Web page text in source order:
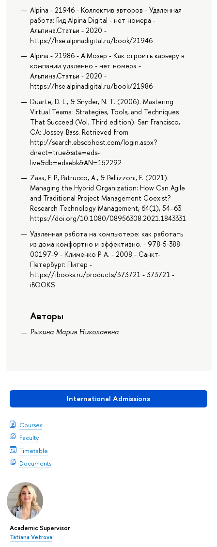
International Admissions
Courses
Faculty
Timetable
Documents
Academic Supervisor
Tatiana Vetrova
Alpina - 21946 - Коллектив авторов - Удаленная
работа: Гид Alpina Digital - нет номера -
Альпина.Статьи - 2020 -
https://hse.alpinadigital.ru/book/21946
Alpina - 21986 - А.Мозер - Как строить карьеру в
компании удаленно - нет номера -
Альпина.Статьи - 2020 -
https://hse.alpinadigital.ru/book/21986
Duarte, D. L., & Snyder, N. T. (2006). Mastering
Virtual Teams : Strategies, Tools, and Techniques
That Succeed (Vol. Third edition). San Francisco,
CA: Jossey-Bass. Retrieved from
http://search.ebscohost.com/login.aspx?
direct=true&site=eds-
live&db=edsebk&AN=152292
Zasa, F. P., Patrucco, A., & Pellizzoni, E. (2021).
Managing the Hybrid Organization: How Can Agile
and Traditional Project Management Coexist?
Research Technology Management, 64(1), 54–63.
https://doi.org/10.1080/08956308.2021.1843331
Удаленная работа на компьютере: как работать
из дома комфортно и эффективно. - 978-5-388-
00197-9 - Клименко Р. А. - 2008 - Санкт-
Петербург: Питер -
https://ibooks.ru/products/373721 - 373721 -
iBOOKS
Авторы
Рыкина Мария Николаевна